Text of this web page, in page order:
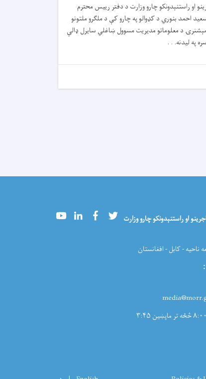
او راستنېدونکو چارو وزارت د دفتر رییس محترم
احمد بنوري د کډوالو په چارو کې د ملګرو ملتونو
د معلوماتو مدیریت مسوول ښاغلي سایرل ډالي
په لیدنه. . .
او راستنېدونکو چارو وزارت YoutubeLinkedInFacebookTwitter
ناحیه - کابل - افغانستان
: